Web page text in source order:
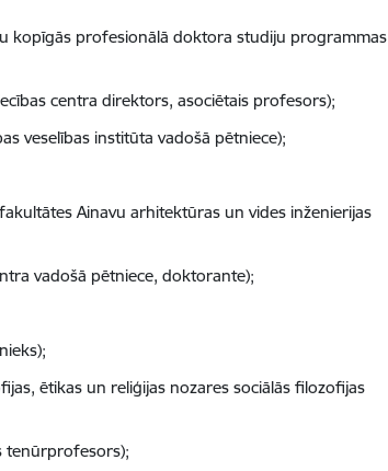
kopīgās profesionālā doktora studiju programmas
centra direktors, asociētais profesors);
veselības institūta vadošā pētniece);
Ainavu arhitektūras un vides inženierijas
vadošā pētniece, doktorante);
ētikas un reliģijas nozares sociālās filozofijas
tenūrprofesors);